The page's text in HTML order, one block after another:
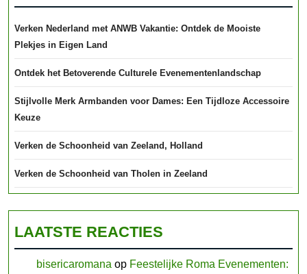
Verken Nederland met ANWB Vakantie: Ontdek de Mooiste
Plekjes in Eigen Land
Ontdek het Betoverende Culturele Evenementenlandschap
Stijlvolle Merk Armbanden voor Dames: Een Tijdloze Accessoire
Keuze
Verken de Schoonheid van Zeeland, Holland
Verken de Schoonheid van Tholen in Zeeland
LAATSTE REACTIES
bisericaromana op Feestelijke Roma Evenementen: